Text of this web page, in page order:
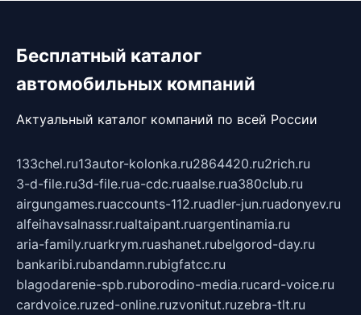
Бесплатный каталог
автомобильных компаний
Актуальный каталог компаний по всей России
133chel.ru13autor-kolonka.ru2864420.ru2rich.ru
3-d-file.ru3d-file.rua-cdc.ruaalse.rua380club.ru
airgungames.ruaccounts-112.ruadler-jun.ruadonyev.ru
alfeihavsalnassr.rualtaipant.ruargentinamia.ru
aria-family.ruarkrym.ruashanet.rubelgorod-day.ru
bankaribi.rubandamn.rubigfatcc.ru
blagodarenie-spb.ruborodino-media.rucard-voice.ru
cardvoice.ruzed-online.ruzvonitut.ruzebra-tlt.ru